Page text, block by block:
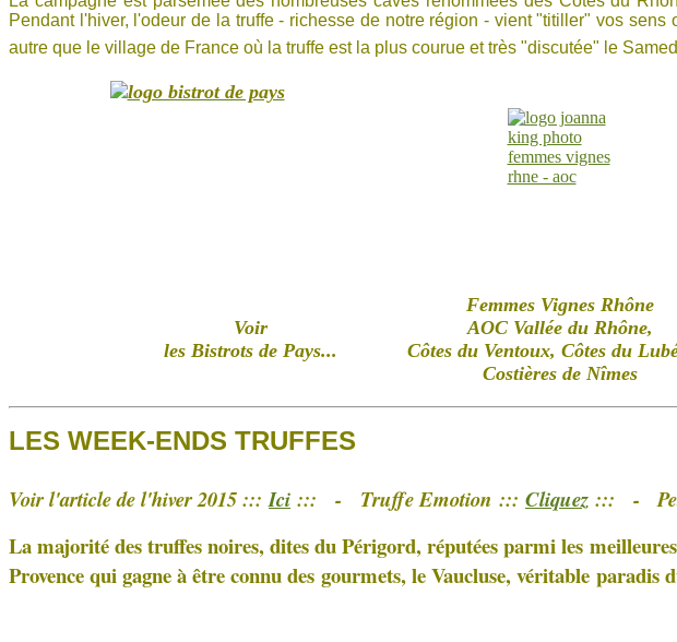
Pendant l'hiver, l'odeur de la truffe - richesse de notre région - vient "titiller" vos
autre que le village de France où la truffe est la plus courue et très "discutée" le
Voir
les Bistrots de Pays...
Femmes Vignes Rhône
AOC Vallée du Rhône,
Côtes du Ventoux, Côtes du
Costières de Nîmes
LES WEEK-ENDS TRUFFES
Voir l'article de l'hiver 2015 :::Ici ::: - Truffe Emotion ::: Cliquez ::: -
La majorité des truffes noires, dites du Périgord, réputées parmi les
Provence qui gagne à être connu des gourmets, le Vaucluse, véritable paradis